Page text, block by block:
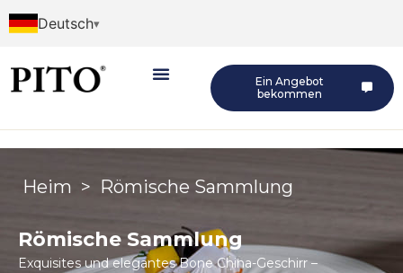
Deutsch
Ein Angebot
bekommen
Heim > Römische Sammlung
Römische Sammlung
Exquisites und elegantes Bone China-Geschirr –